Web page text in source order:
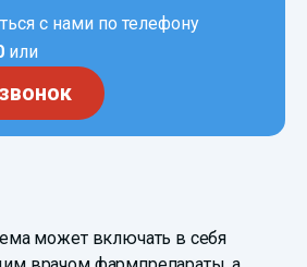
с нами по телефону
или
может включать в себя